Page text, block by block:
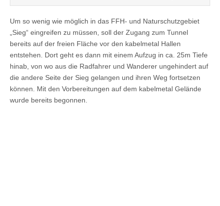
Um so wenig wie möglich in das FFH- und Naturschutzgebiet
„Sieg“ eingreifen zu müssen, soll der Zugang zum Tunnel
bereits auf der freien Fläche vor den kabelmetal Hallen
entstehen. Dort geht es dann mit einem Aufzug in ca. 25m Tiefe
hinab, von wo aus die Radfahrer und Wanderer ungehindert auf
die andere Seite der Sieg gelangen und ihren Weg fortsetzen
können. Mit den Vorbereitungen auf dem kabelmetal Gelände
wurde bereits begonnen.